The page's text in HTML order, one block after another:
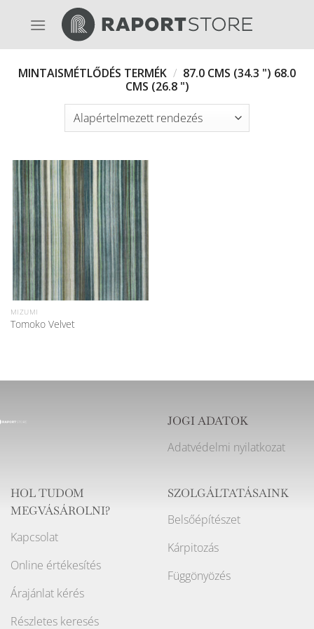
MINTAISMÉTLŐDÉS TERMÉK / 87.0 CMS (34.3 ") 68.0
CMS (26.8 ")
MIZUMI
Tomoko Velvet
JOGI ADATOK
Adatvédelmi nyilatkozat
HOL TUDOM
MEGVÁSÁROLNI?
Kapcsolat
Online értékesítés
Árajánlat kérés
Részletes keresés
SZOLGÁLTATÁSAINK
Belsőépítészet
Kárpitozás
Függönyözés